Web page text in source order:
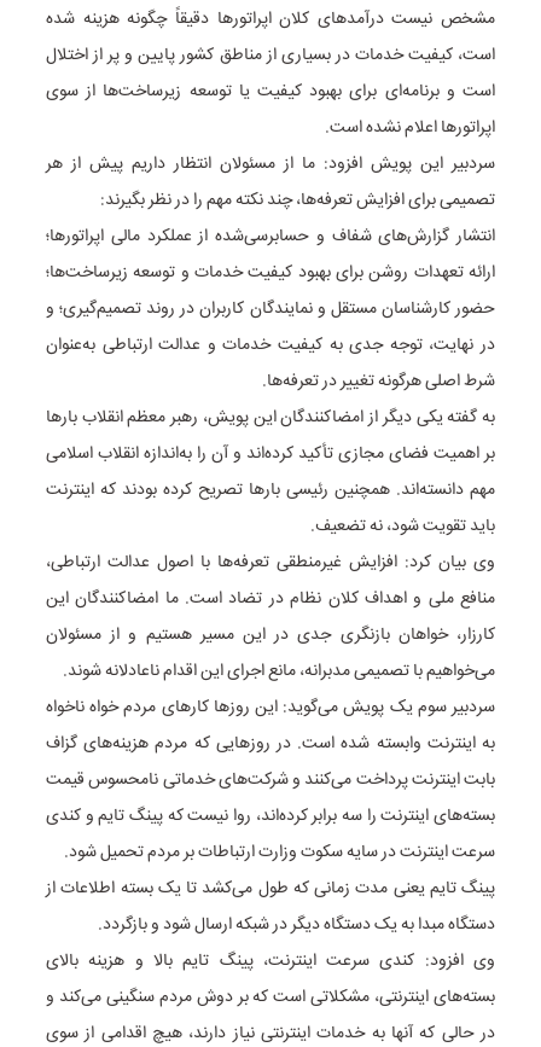
مشخص نیست درآمدهای کلان اپراتورها دقیقاً چگونه هزینه شده
است، کیفیت خدمات در بسیاری از مناطق کشور پایین و پر از اختلال
است و برنامه‌ای برای بهبود کیفیت یا توسعه زیرساخت‌ها از سوی
اپراتورها اعلام نشده است.
سردبیر این پویش‌ افزود: ما از مسئولان انتظار داریم پیش از هر
تصمیمی برای افزایش تعرفه‌ها، چند نکته مهم را در نظر بگیرند:
انتشار گزارش‌های شفاف و حسابرسی‌شده از عملکرد مالی اپراتورها؛
ارائه تعهدات روشن برای بهبود کیفیت خدمات و توسعه زیرساخت‌ها؛
حضور کارشناسان مستقل و نمایندگان کاربران در روند تصمیم‌گیری؛ و
در نهایت، توجه جدی به کیفیت خدمات و عدالت ارتباطی به‌عنوان
شرط اصلی هرگونه تغییر در تعرفه‌ها.
به گفته یکی دیگر از امضاکنندگان این پویش، رهبر معظم انقلاب بارها
بر اهمیت فضای مجازی تأکید کرده‌اند و آن را به‌اندازه انقلاب اسلامی
مهم دانسته‌اند. همچنین رئیسی بارها تصریح کرده بودند که اینترنت
باید تقویت شود، نه تضعیف.
وی بیان کرد: افزایش غیرمنطقی تعرفه‌ها با اصول عدالت ارتباطی،
منافع ملی و اهداف کلان نظام در تضاد است. ما امضاکنندگان این
کارزار، خواهان بازنگری جدی در این مسیر هستیم و از مسئولان
می‌خواهیم با تصمیمی مدبرانه، مانع اجرای این اقدام ناعادلانه شوند.
سردبیر سوم یک پویش می‌گوید: این روزها کارهای مردم خواه ناخواه
به اینترنت وابسته شده است. در روزهایی که مردم هزینه‌های گزاف
بابت اینترنت پرداخت می‌کنند و شرکت‌های خدماتی نامحسوس قیمت
بسته‌های اینترنت را سه برابر کرده‌اند، روا نیست که پینگ تایم و کندی
سرعت اینترنت در سایه سکوت وزارت ارتباطات بر مردم تحمیل شود.
پینگ تایم یعنی مدت زمانی که طول می‌کشد تا یک بسته اطلاعات از
دستگاه مبدا به یک دستگاه دیگر در شبکه ارسال شود و بازگردد.
وی افزود: کندی سرعت اینترنت، پینگ تایم بالا و هزینه بالای
بسته‌های اینترنتی، مشکلاتی است که بر دوش مردم سنگینی می‌کند و
در حالی که آنها به خدمات اینترنتی نیاز دارند، هیچ اقدامی از سوی